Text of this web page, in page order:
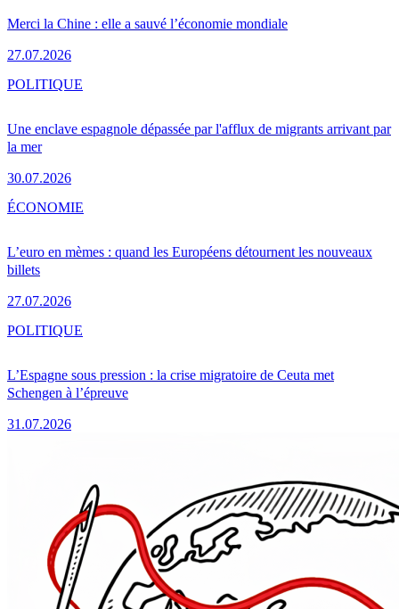
Merci la Chine : elle a sauvé l’économie mondiale
27.07.2026
Une enclave espagnole dépassée par l'afflux de migrants arrivant par
la mer
30.07.2026
POLITIQUE
L’euro en mèmes : quand les Européens détournent les nouveaux
billets
27.07.2026
ÉCONOMIE
L’Espagne sous pression : la crise migratoire de Ceuta met
Schengen à l’épreuve
31.07.2026
POLITIQUE